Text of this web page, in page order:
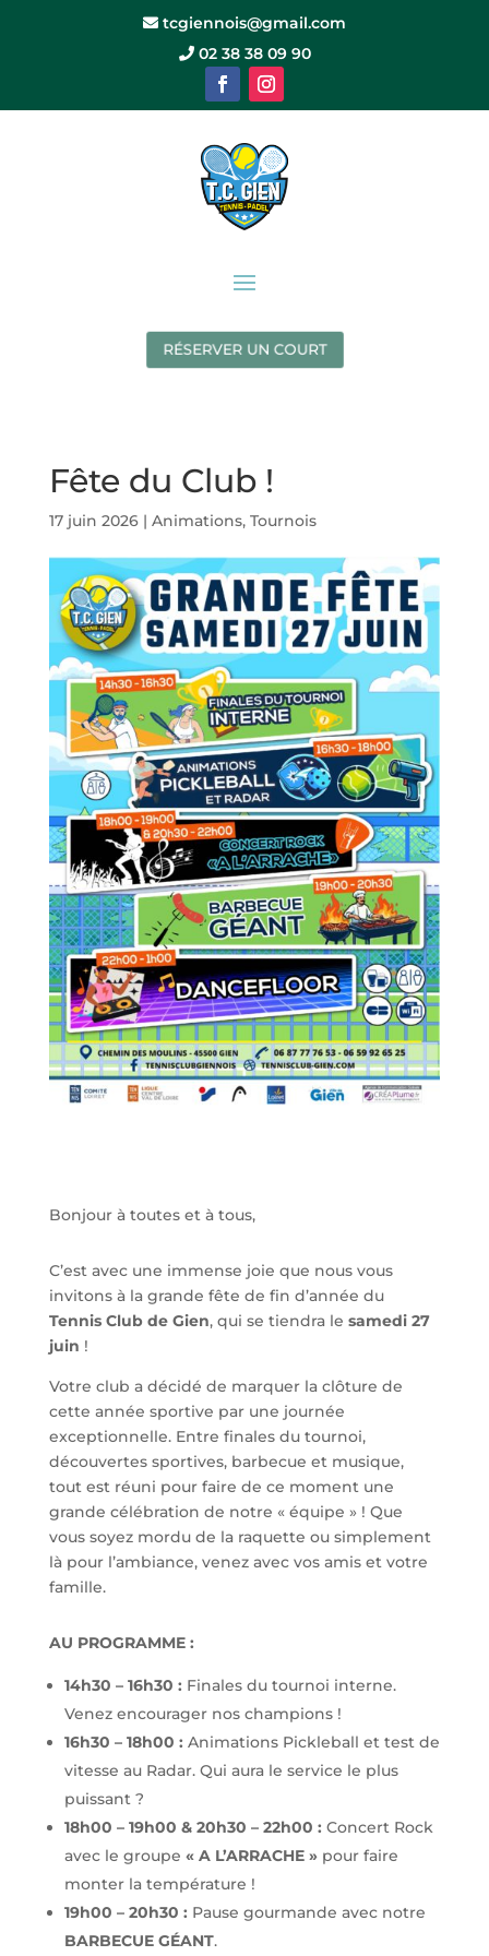
tcgiennois@gmail.com
02 38 38 09 90
RÉSERVER UN COURT
Fête du Club !
17 juin 2026| Animations, Tournois
Bonjour à toutes et à tous,
C’est avec une immense joie que nous vous
invitons à la grande fête de fin d’année du
Tennis Club de Gien, qui se tiendra le samedi 27
juin !
Votre club a décidé de marquer la clôture de
cette année sportive par une journée
exceptionnelle. Entre finales du tournoi,
découvertes sportives, barbecue et musique,
tout est réuni pour faire de ce moment une
grande célébration de notre « équipe » ! Que
vous soyez mordu de la raquette ou simplement
là pour l’ambiance, venez avec vos amis et votre
famille.
AU PROGRAMME :
14h30 – 16h30 : Finales du tournoi interne.
Venez encourager nos champions !
16h30 – 18h00 : Animations Pickleball et test de
vitesse au Radar. Qui aura le service le plus
puissant ?
18h00 – 19h00 & 20h30 – 22h00 : Concert Rock
avec le groupe « A L’ARRACHE »pour faire
monter la température !
19h00 – 20h30 : Pause gourmande avec notre
BARBECUE GÉANT.